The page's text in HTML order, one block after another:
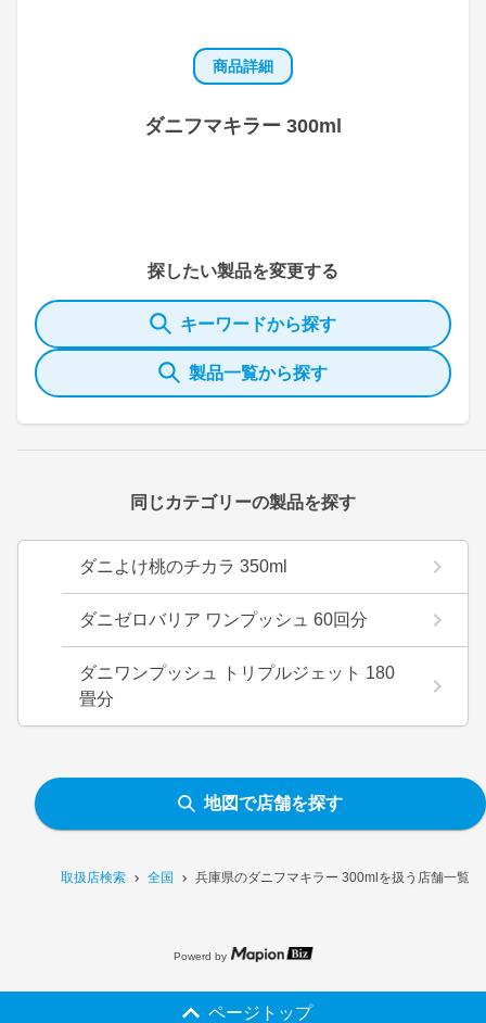
取扱店検索 全国 兵庫県のダニフマキラー 300mlを扱う店舗一覧
商品詳細
ダニフマキラー 300ml
探したい製品を変更する
キーワードから探す
製品一覧から探す
同じカテゴリーの製品を探す
ダニよけ桃のチカラ 350ml
ダニゼロバリア ワンプッシュ 60回分
ダニワンプッシュ トリプルジェット 180
畳分
地図で店舗を探す
Powerd by
ページトップ